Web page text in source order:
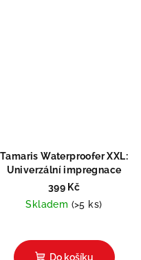
Tamaris Waterproofer XXL:
Univerzální impregnace
399 Kč
Skladem (>5 ks)
hodnocení
produktu
Do košíku